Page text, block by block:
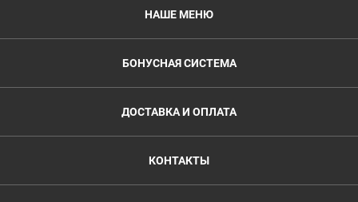
НАШЕ МЕНЮ
БОНУСНАЯ СИСТЕМА
ДОСТАВКА И ОПЛАТА
КОНТАКТЫ